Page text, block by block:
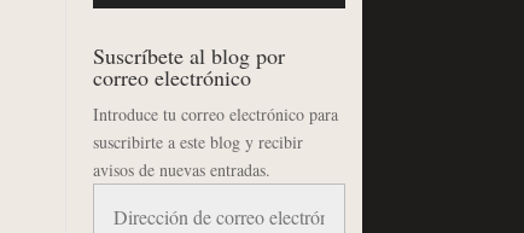
Suscríbete al blog por
correo electrónico
Introduce tu correo electrónico para
suscribirte a este blog y recibir
avisos de nuevas entradas.